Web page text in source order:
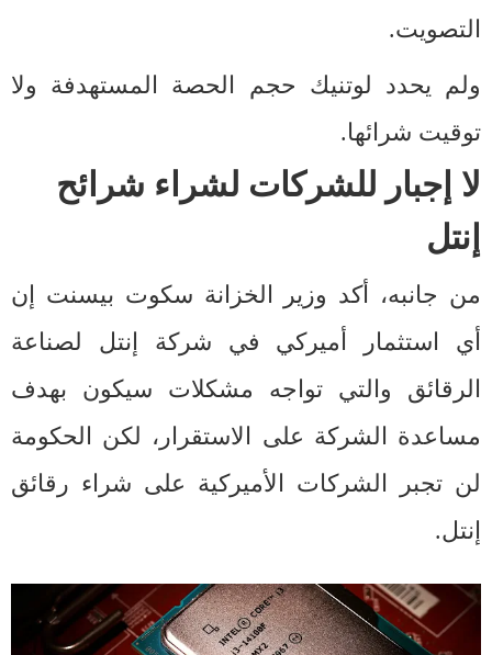
التصويت.
ولم يحدد لوتنيك حجم الحصة المستهدفة ولا
توقيت شرائها.
لا إجبار للشركات لشراء شرائح
إنتل
من جانبه، أكد وزير الخزانة سكوت بيسنت إن
أي استثمار أميركي في شركة إنتل لصناعة
الرقائق والتي تواجه مشكلات سيكون بهدف
مساعدة الشركة على الاستقرار، لكن الحكومة
لن تجبر الشركات الأميركية على شراء رقائق
إنتل.